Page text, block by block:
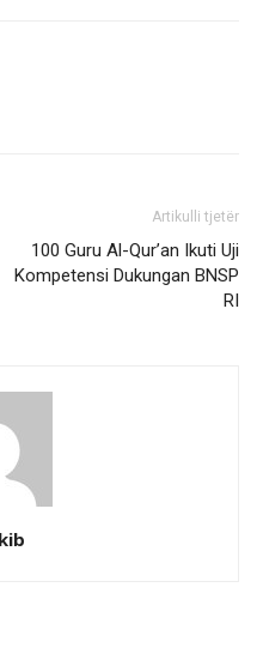
Artikulli tjetër
100 Guru Al-Qur’an Ikuti Uji
Kompetensi Dukungan BNSP
RI